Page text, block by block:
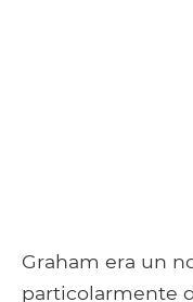
Graham era un
particolarmente